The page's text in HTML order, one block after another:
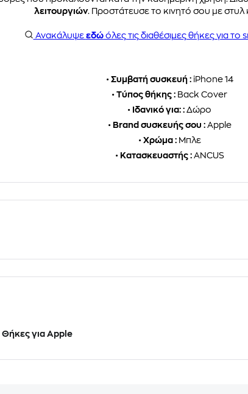
λειτουργιών. Προστάτευσε το κινητό σου με στυλ
Ανακάλυψε εδώόλες τις διαθέσιμες θήκες για
•Συμβατή συσκευή :iPhone 14
• Τύπος θήκης : Back Cover
• Ιδανικό για: : Δώρο
•Brand συσκευής σου :Apple
•Χρώμα :Μπλε
•Κατασκευαστής :ANCUS
Θήκες για Apple